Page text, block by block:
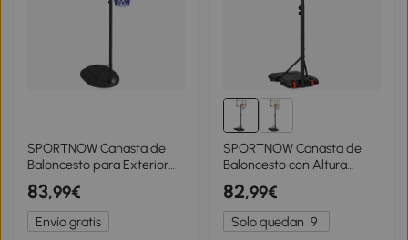
SPORTNOW Canasta de
Baloncesto para Exterior
con Altura Ajustable 216-
277 cm Ruedas y Base
Rellenable Negro
83,99€
Envío gratis
SPORTNOW Canasta de
Baloncesto con Altura
Ajustable 178-208 cm
Ruedas y Base Rellenable
para Adolescentes y
Adultos Rojo y Negro
82,99€
Solo quedan 9